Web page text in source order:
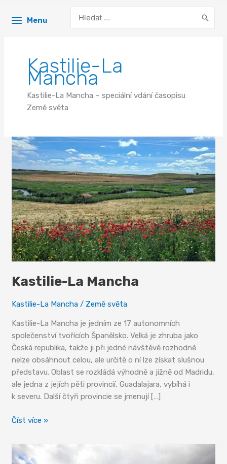
Menu
for:
Kastilie-La
Mancha
Kastilie-La Mancha – speciální vdání časopisu
Země světa
Kastilie-La Mancha
Kastilie-La Mancha / Země světa
Kastilie-La Mancha je jedním ze 17 autonomních
společenství tvořících Španělsko. Velká je zhruba jako
Česká republika, takže ji při jedné návštěvě rozhodně
nelze obsáhnout celou, ale určitě o ní lze získat slušnou
představu. Oblast se rozkládá výhodně a jižně od Madridu,
ale jedna z jejích pěti provincií, Guadalajara, vybíhá i
k severu. Další čtyři provincie se jmenují […]
Kastilie-
Mancha
Číst více »